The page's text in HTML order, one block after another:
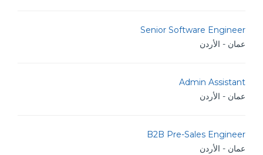
Senior Software Engineer
عمان - الأردن
Admin Assistant
عمان - الأردن
B2B Pre-Sales Engineer
عمان - الأردن